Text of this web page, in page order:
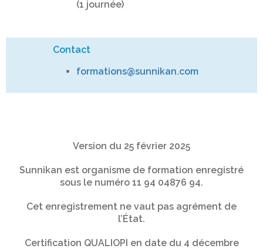
(1 journée)
Contact
formations@sunnikan.com
Version du 25 février 2025
Sunnikan est organisme de formation enregistré
sous le numéro 11 94 04876 94.
Cet enregistrement ne vaut pas agrément de
l’État.
Certification QUALIOPI en date du 4 décembre